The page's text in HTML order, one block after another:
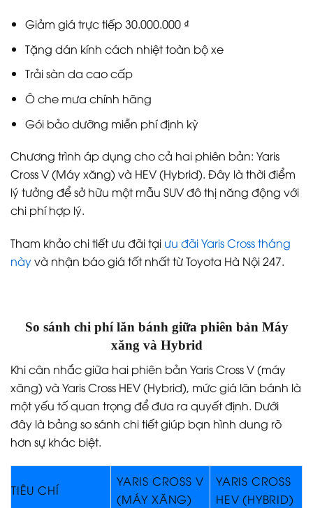
Giảm giá trực tiếp 30.000.000 ₫
Tặng dán kính cách nhiệt toàn bộ xe
Trải sàn da cao cấp
Ô che mưa chính hãng
Gói bảo dưỡng miễn phí định kỳ
Chương trình áp dụng cho cả hai phiên bản: Yaris
Cross V (Máy xăng) và HEV (Hybrid). Đây là thời điểm
lý tưởng để sở hữu một mẫu SUV đô thị năng động với
chi phí hợp lý.
Tham khảo chi tiết ưu đãi tại ưu đãi Yaris Cross tháng
nàyvà nhận báo giá tốt nhất từ Toyota Hà Nội 247.
So sánh chi phí lăn bánh giữa phiên bản Máy
xăng và Hybrid
Khi cân nhắc giữa hai phiên bản Yaris Cross V (máy
xăng) và Yaris Cross HEV (Hybrid), mức giá lăn bánh là
một yếu tố quan trọng để đưa ra quyết định. Dưới
đây là bảng so sánh chi tiết giúp bạn hình dung rõ
hơn sự khác biệt.
TIÊU CHÍ
YARIS CROSS V
(MÁY XĂNG)
YARIS CROSS
HEV (HYBRID)